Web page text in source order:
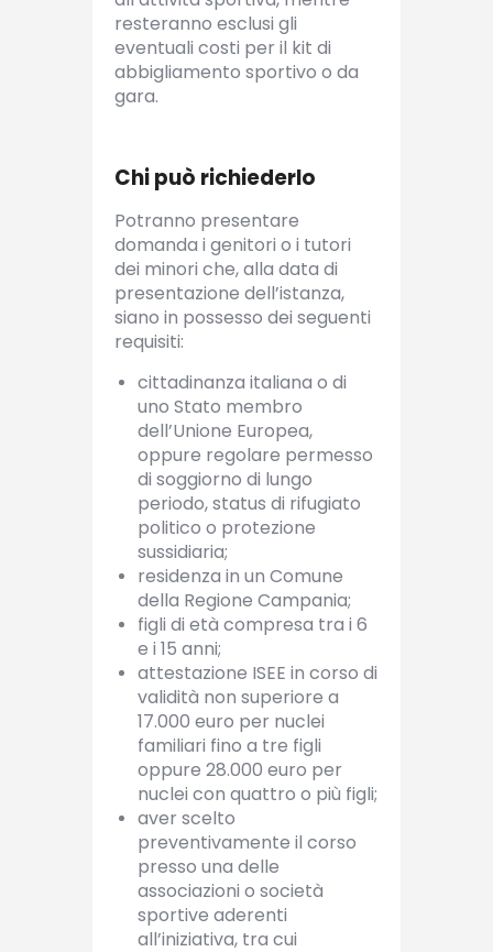
resteranno esclusi gli
eventuali costi per il kit di
abbigliamento sportivo o da
gara.
Chi può richiederlo
Potranno presentare
domanda i genitori o i tutori
dei minori che, alla data di
presentazione dell’istanza,
siano in possesso dei seguenti
requisiti:
cittadinanza italiana o di
uno Stato membro
dell’Unione Europea,
oppure regolare permesso
di soggiorno di lungo
periodo, status di rifugiato
politico o protezione
sussidiaria;
residenza in un Comune
della Regione Campania;
figli di età compresa tra i 6
e i 15 anni;
attestazione ISEE in corso di
validità non superiore a
17.000 euro per nuclei
familiari fino a tre figli
oppure 28.000 euro per
nuclei con quattro o più figli;
aver scelto
preventivamente il corso
presso una delle
associazioni o società
sportive aderenti
all’iniziativa, tra cui